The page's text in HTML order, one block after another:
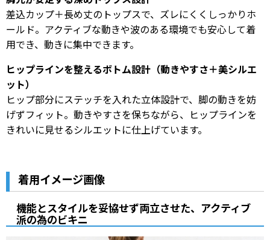
差込カップ＋長め丈のトップスで、ズレにくくしっかりホ
ールド。アクティブな動きや波のある環境でも安心して着
用でき、動きに集中できます。
ヒップラインを整えるボトム設計（動きやすさ＋美シルエ
ット）
ヒップ部分にステッチを入れた立体設計で、脚の動きを妨
げずフィット。動きやすさを保ちながら、ヒップラインを
きれいに見せるシルエットに仕上げています。
着用イメージ画像
機能とスタイルを妥協せず両立させた、アクティブ
派の為のビキニ